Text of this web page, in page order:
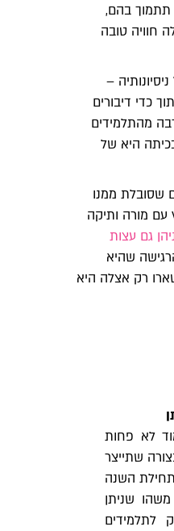
תתמוך בהם,
חוויה טובה
–
כדי דיבורים
מהתלמידים
היא של
שסובלת ממנו
עם מורה ותיקה
גם עצות
שהיא
רק אצלה היא
לא פחות
שתייצר
השנה
שניתן
לתלמידים